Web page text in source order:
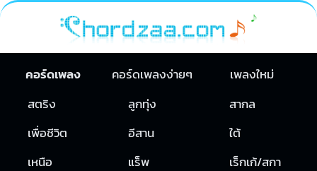
คอร์ดเพลง คอร์ดเพลงง่ายๆ
เพลงใหม่
สตริง
ลูกทุ่ง
สากล
เพื่อชีวิต
อีสาน
ใต้
เหนือ
แร็พ
เร็กเก้/สกา